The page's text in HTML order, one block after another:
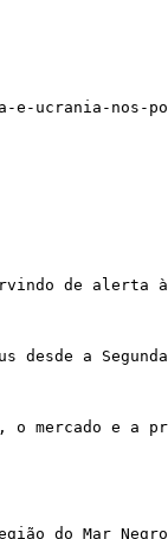
ucrania-nos-
de alerta
a
e a
do Mar Negro.